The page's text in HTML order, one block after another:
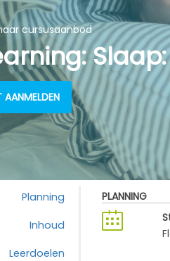
cursusaanbod
AANMELDEN
Planning
Inhoud
Leerdoelen
PLANNING